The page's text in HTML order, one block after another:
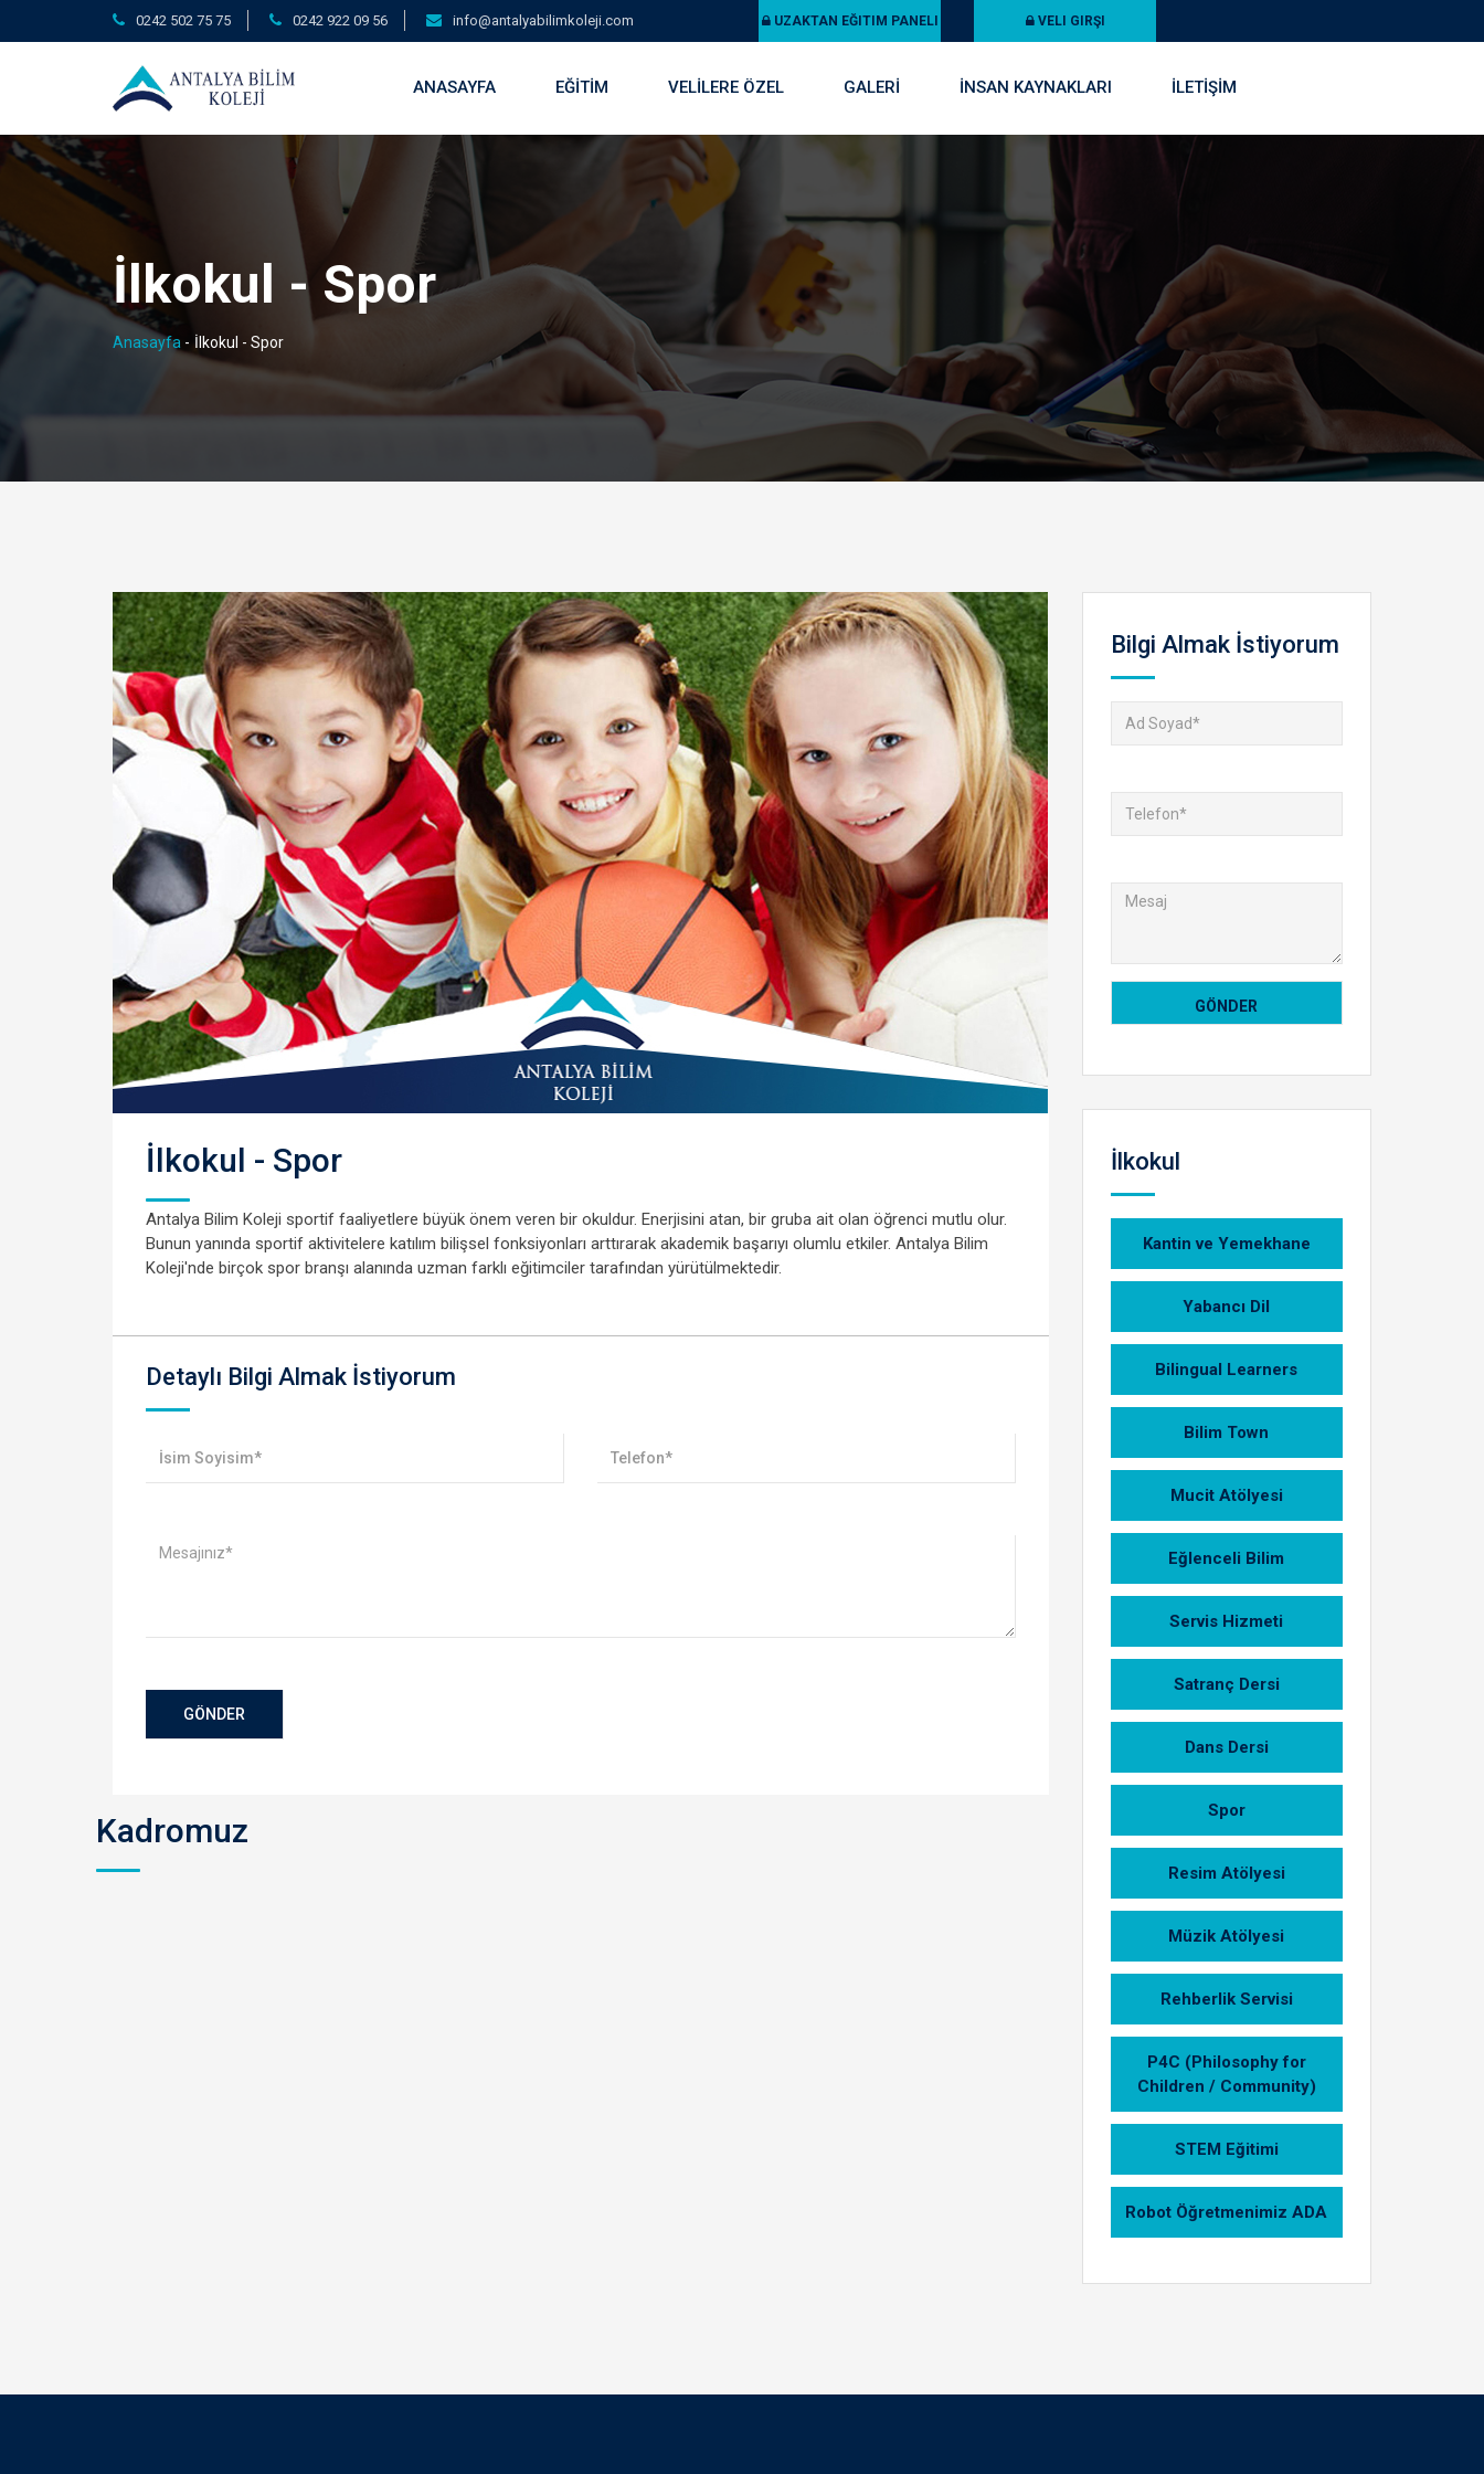
0242 502 75 75 0242 922 09 56 info@antalyabilimkoleji.com UZAKTAN EĞITIM PANELI VELI GIRŞI
ANASAYFA EĞİTİM VELİLERE ÖZEL GALERİ İNSAN KAYNAKLARI İLETİŞİM
İlkokul - Spor
Anasayfa - İlkokul - Spor
İlkokul - Spor
Antalya Bilim Koleji sportif faaliyetlere büyük önem veren bir okuldur. Enerjisini atan, bir gruba ait olan öğrenci mutlu olur.
Bunun yanında sportif aktivitelere katılım bilişsel fonksiyonları arttırarak akademik başarıyı olumlu etkiler. Antalya Bilim
Koleji'nde birçok spor branşı alanında uzman farklı eğitimciler tarafından yürütülmektedir.
Detaylı Bilgi Almak İstiyorum
Kadromuz
Bilgi Almak İstiyorum
İlkokul
Kantin ve Yemekhane
Yabancı Dil
Bilingual Learners
Bilim Town
Mucit Atölyesi
Eğlenceli Bilim
Servis Hizmeti
Satranç Dersi
Dans Dersi
Spor
Resim Atölyesi
Müzik Atölyesi
Rehberlik Servisi
P4C (Philosophy for
Children / Community)
STEM Eğitimi
Robot Öğretmenimiz ADA